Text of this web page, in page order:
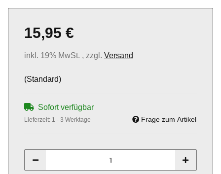
15,95 €
inkl. 19% MwSt. , zzgl. Versand
(Standard)
Sofort verfügbar
Lieferzeit: 1 - 3 Werktage Frage zum Artikel